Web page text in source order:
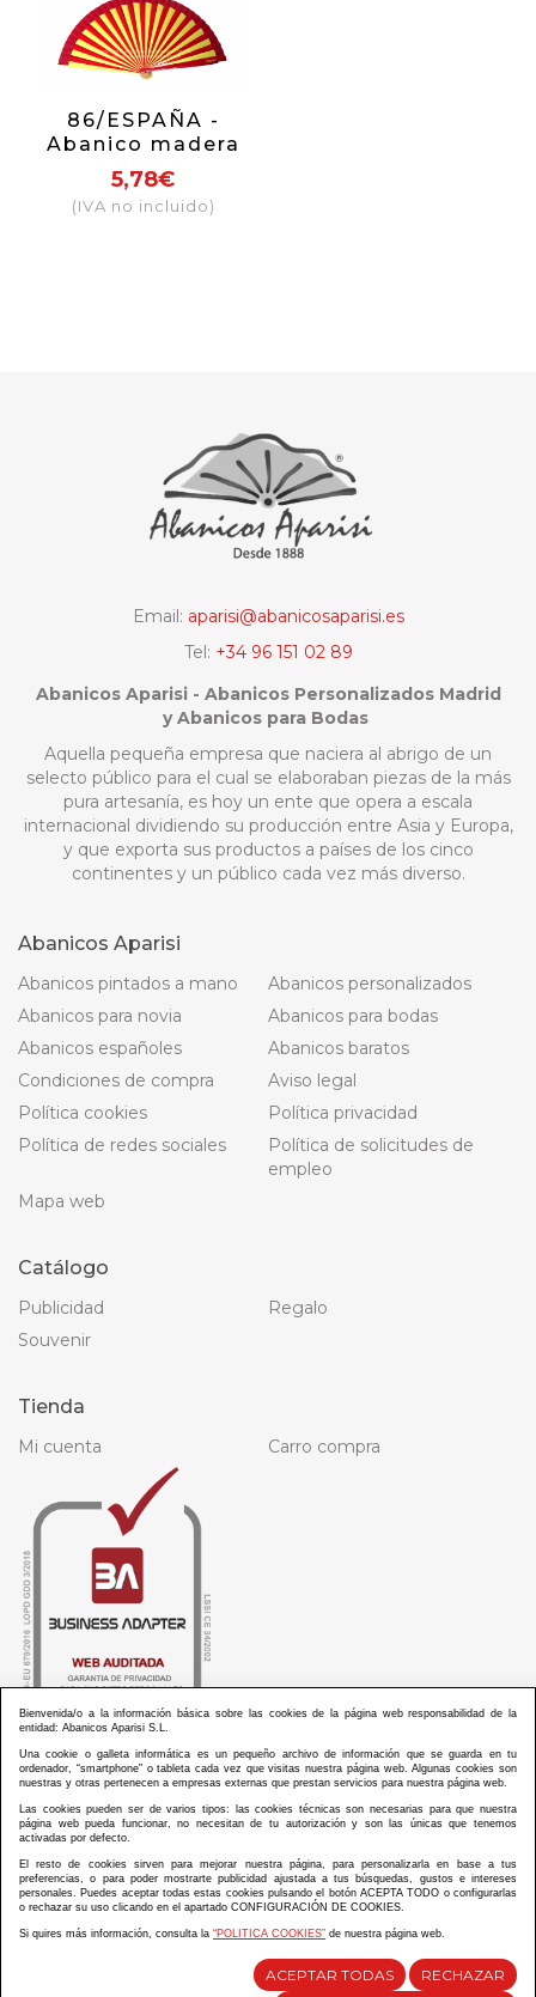
86/ESPAÑA -
Abanico madera
bicolor España
5,78€
(IVA no incluido)
Email: aparisi@abanicosaparisi.es
Tel: +34 96 151 02 89
Abanicos Aparisi - Abanicos Personalizados Madrid
y Abanicos para Bodas
Aquella pequeña empresa que naciera al abrigo de un
selecto público para el cual se elaboraban piezas de la más
pura artesanía, es hoy un ente que opera a escala
internacional dividiendo su producción entre Asia y Europa,
y que exporta sus productos a países de los cinco
continentes y un público cada vez más diverso.
Abanicos Aparisi
Abanicos pintados a mano
Abanicos personalizados
Abanicos para novia
Abanicos para bodas
Abanicos españoles
Abanicos baratos
Condiciones de compra
Aviso legal
Política cookies
Política privacidad
Política de redes sociales
Política de solicitudes de
empleo
Mapa web
Catálogo
Publicidad
Regalo
Souvenir
Tienda
Mi cuenta Carro compra
ABANICOS APARISI S.L. ha recibido por parte de La Generalitat Valenciana, la cantidad de
100.000 € en apoyo al proyecto HISOLV/2021/3933/46 del PLAN EMPRESARIAL “PLAN RESISITIR
ABANICOS APARISI S.L. ha recibido por parte de La Generalitat Valenciana, la cantidad de 7.000
€ en apoyo al proyecto CMARTE/2021/265/46 del PLAN AYUDAS DIRECTAS ARTESANIA “CMARTE”.
Diseño y desarrollo web Im3diA comunicación
Bienvenida/o a la información básica sobre las cookies de la página web responsabilidad de la
entidad: Abanicos Aparisi S.L.
Una cookie o galleta informática es un pequeño archivo de información que se guarda en tu
ordenador, “smartphone” o tableta cada vez que visitas nuestra página web. Algunas cookies son
nuestras y otras pertenecen a empresas externas que prestan servicios para nuestra página web.
Las cookies pueden ser de varios tipos: las cookies técnicas son necesarias para que nuestra
página web pueda funcionar, no necesitan de tu autorización y son las únicas que tenemos
activadas por defecto.
El resto de cookies sirven para mejorar nuestra página, para personalizarla en base a tus
preferencias, o para poder mostrarte publicidad ajustada a tus búsquedas, gustos e intereses
personales. Puedes aceptar todas estas cookies pulsando el botón ACEPTA TODO o configurarlas
o rechazar su uso clicando en el apartado CONFIGURACIÓN DE COOKIES.
Si quires más información, consulta la “POLITICA COOKIES” de nuestra página web.
ACEPTAR TODAS RECHAZAR